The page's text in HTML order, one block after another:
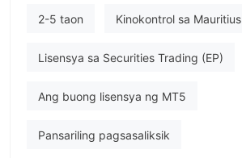
empleyado ng kumpanya
2-5 taon Kinokontrol sa Mauritius
Lisensya sa Securities Trading (EP)
Ang buong lisensya ng MT5
Pansariling pagsasaliksik